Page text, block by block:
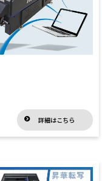
詳細はこちら